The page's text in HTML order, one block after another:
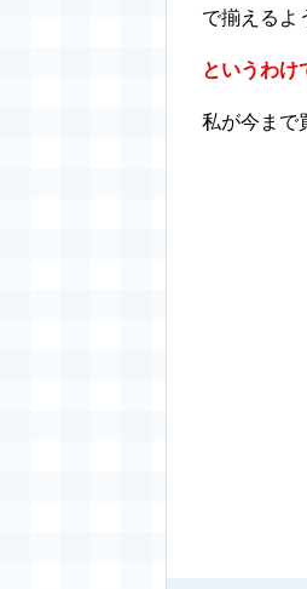
で揃えるよ
というわけ
私が今まで